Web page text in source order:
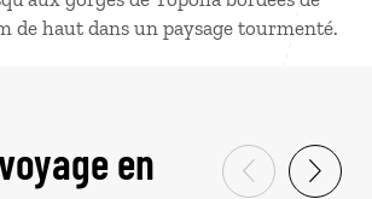
de haut dans un paysage tourmenté.
en